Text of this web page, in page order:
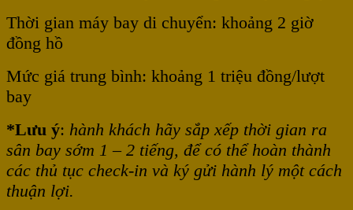
Thời gian máy bay di chuyển: khoảng 2 giờ
đồng hồ
Mức giá trung bình: khoảng 1 triệu đồng/lượt
bay
*Lưu ý: hành khách hãy sắp xếp thời gian ra
sân bay sớm 1 – 2 tiếng, để có thể hoàn thành
các thủ tục check-in và ký gửi hành lý một cách
thuận lợi.